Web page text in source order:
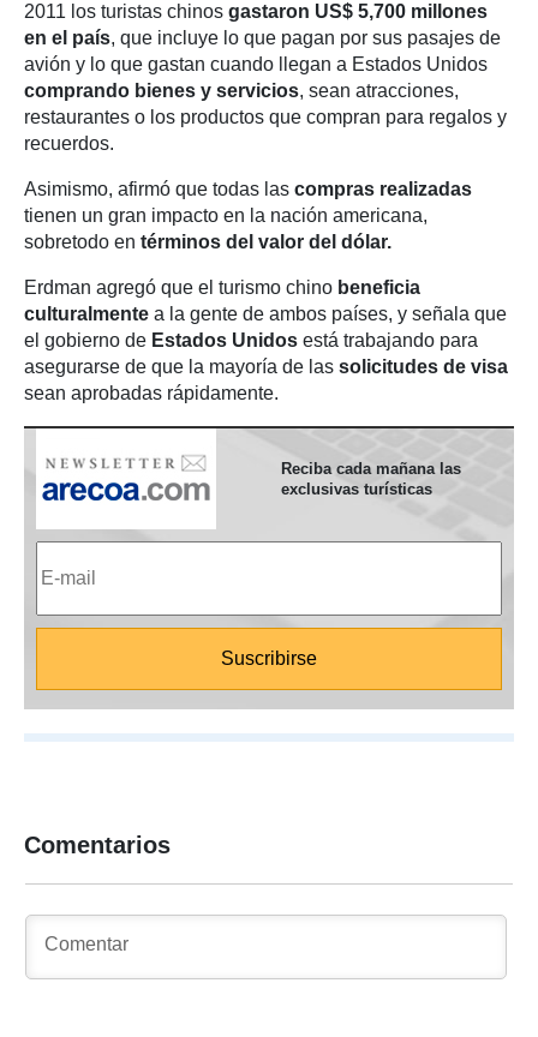
2011 los turistas chinos gastaron US$ 5,700 millones
en el país, que incluye lo que pagan por sus pasajes de
avión y lo que gastan cuando llegan a Estados Unidos
comprando bienes y servicios, sean atracciones,
restaurantes o los productos que compran para regalos y
recuerdos.
Asimismo, afirmó que todas las compras realizadas
tienen un gran impacto en la nación americana,
sobretodo en términos del valor del dólar.
Erdman agregó que el turismo chino beneficia
culturalmente a la gente de ambos países, y señala que
el gobierno de Estados Unidos está trabajando para
asegurarse de que la mayoría de las solicitudes de visa
sean aprobadas rápidamente.
Reciba cada mañana las
exclusivas turísticas
Comentarios